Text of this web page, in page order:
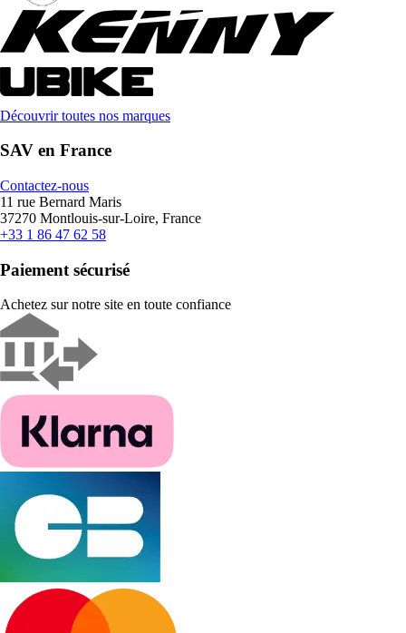
Découvrir toutes nos marques
SAV en France
Contactez-nous
11 rue Bernard Maris
37270 Montlouis-sur-Loire, France
+33 1 86 47 62 58
Paiement sécurisé
Achetez sur notre site en toute confiance